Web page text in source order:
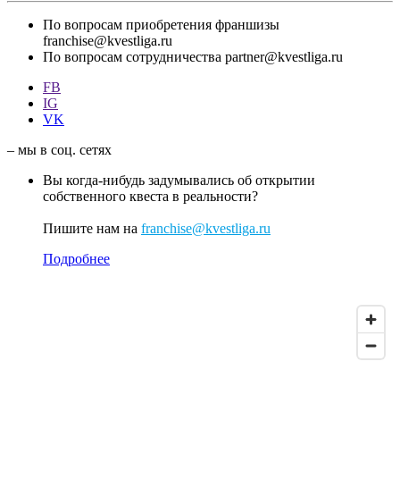
По вопросам приобретения франшизы
franchise@kvestliga.ru
По вопросам сотрудничества partner@kvestliga.ru
FB
IG
VK
– мы в соц. сетях
Вы когда-нибудь задумывались об открытии
собственного квеста в реальности?
Пишите нам на franchise@kvestliga.ru
Подробнее